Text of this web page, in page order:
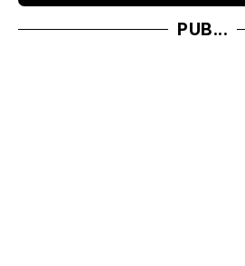
PUB...